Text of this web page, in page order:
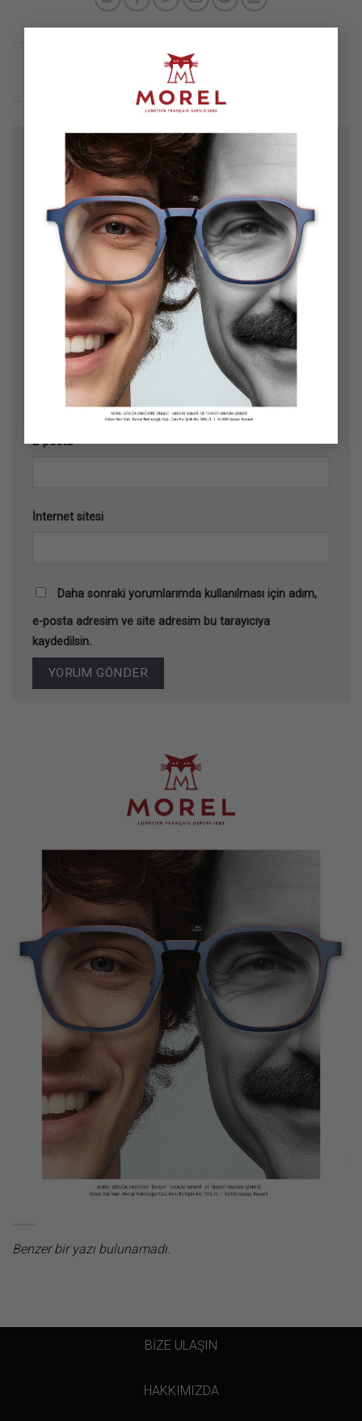
Bir yanıt yazın
E-posta adresiniz yayınlanmayacak. Gerekli alanlar
ile işaretlenmişlerdir
Yorum
E-posta*
İnternet sitesi
Daha sonraki yorumlarımda kullanılması için adım,
e-posta adresim ve site adresim bu tarayıcıya
kaydedilsin.
Benzer bir yazı bulunamadı.
BİZE ULAŞIN
HAKKIMIZDA